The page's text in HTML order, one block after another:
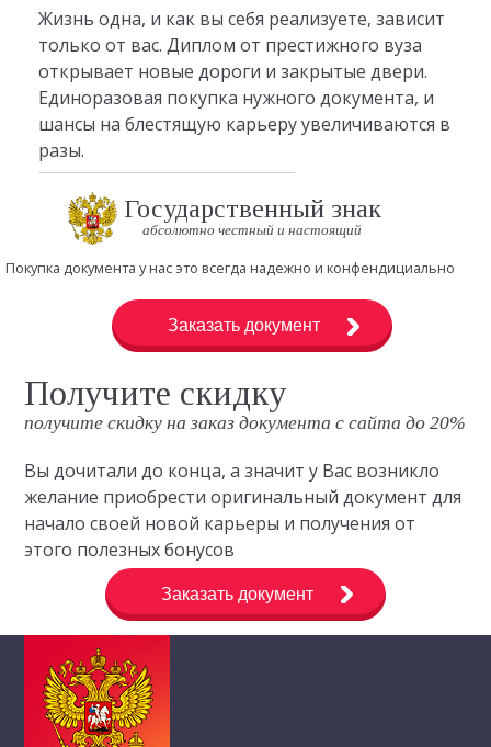
Жизнь одна, и как вы себя реализуете, зависит
только от вас. Диплом от престижного вуза
открывает новые дороги и закрытые двери.
Единоразовая покупка нужного документа, и
шансы на блестящую карьеру увеличиваются в
разы.
Государственный знак
абсолютно честный и настоящий
Покупка документа у нас это всегда надежно и конфендициально
Заказать документ
Получите скидку
получите скидку на заказ документа с сайта до 20%
Вы дочитали до конца, а значит у Вас возникло
желание приобрести оригинальный документ для
начало своей новой карьеры и получения от
этого полезных бонусов
Заказать документ